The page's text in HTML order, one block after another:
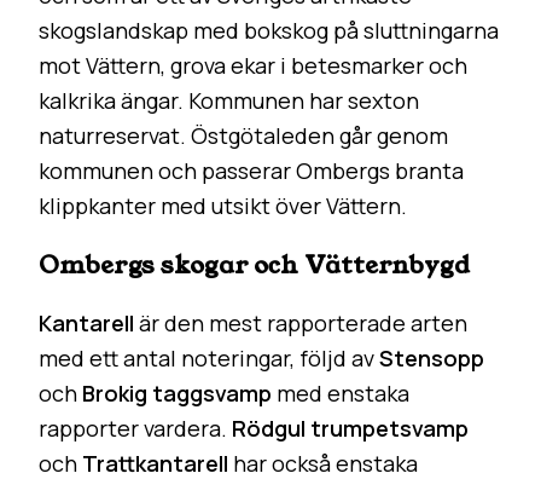
skogslandskap med bokskog på sluttningarna
mot Vättern, grova ekar i betesmarker och
kalkrika ängar. Kommunen har sexton
naturreservat. Östgötaleden går genom
kommunen och passerar Ombergs branta
klippkanter med utsikt över Vättern.
Ombergs skogar och Vätternbygd
Kantarell är den mest rapporterade arten
med ett antal noteringar, följd avStensopp
och Brokig taggsvamp med enstaka
rapporter vardera. Rödgul trumpetsvamp
och Trattkantarell har också enstaka